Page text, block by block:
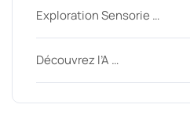
Exploration Sensorie …
Découvrez l’A …